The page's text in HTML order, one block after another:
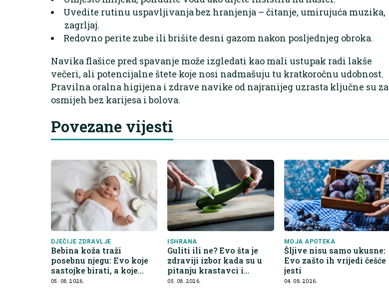
Uvedite rutinu uspavljivanja bez hranjenja – čitanje, umirujuća muzika,
zagrljaj.
Redovno perite zube ili brišite desni gazom nakon posljednjeg obroka.
Navika flašice pred spavanje može izgledati kao mali ustupak radi lakše
večeri, ali potencijalne štete koje nosi nadmašuju tu kratkoročnu udobnost.
Pravilna oralna higijena i zdrave navike od najranijeg uzrasta ključne su za
osmijeh bez karijesa i bolova.
Povezane vijesti
DJEČIJE ZDRAVLJE
Bebina koža traži
posebnu njegu: Evo koje
sastojke birati, a koje
preskočiti
05. 08. 2026.
ISHRANA
Guliti ili ne? Evo šta je
zdraviji izbor kada su u
pitanju krastavci i
tikvice
05. 08. 2026.
MOJA APOTEKA
Šljive nisu samo ukusne:
Evo zašto ih vrijedi češće
jesti
04. 08. 2026.